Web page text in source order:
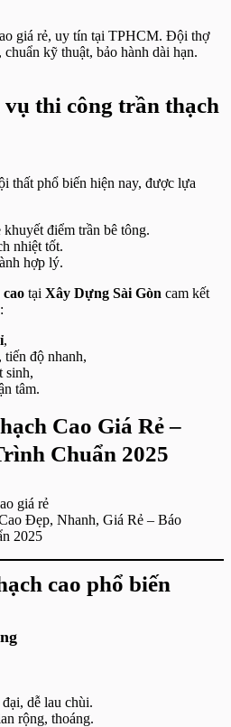
giá rẻ, uy tín tại TPHCM. Đội thợ
kỹ thuật, bảo hành dài hạn.
thi công trần thạch
thất phổ biến hiện nay, được lựa
điểm trần bê tông.
nhiệt tốt.
hợp lý.
tại Xây Dựng Sài Gòn cam kết
,
, tiến độ nhanh,
sinh,
tâm.
Cao Giá Rẻ –
Chuẩn 2025
Đẹp, Nhanh, Giá Rẻ – Báo
2025
cao phổ biến
dễ lau chùi.
rộng, thoáng.